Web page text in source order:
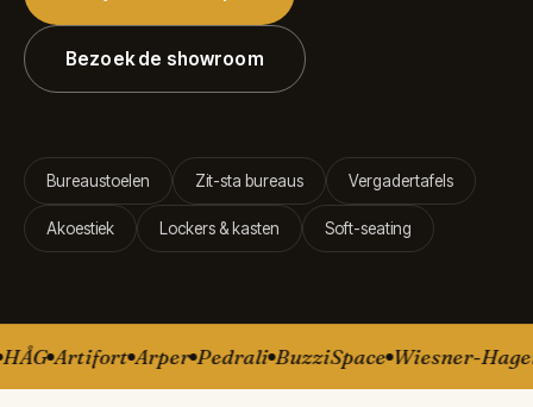
Bezoek de showroom
Bureaustoelen Zit-sta bureaus Vergadertafels
Akoestiek Lockers & kasten Soft-seating
Artifort Arper Pedrali BuzziSpace Wiesner-Hager